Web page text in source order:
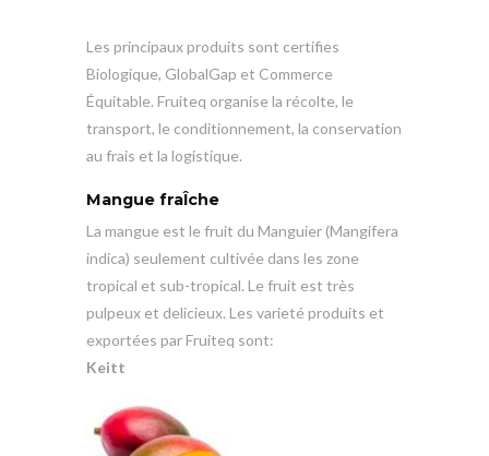
Les principaux produits sont certifies
Biologique, GlobalGap et Commerce
Équitable. Fruiteq organise la récolte, le
transport, le conditionnement, la conservation
au frais et la logistique.
Mangue fraÎche
La mangue est le fruit du Manguier (Mangifera
indica) seulement cultivée dans les zone
tropical et sub-tropical. Le fruit est très
pulpeux et delicieux. Les varieté produits et
exportées par Fruiteq sont:
Keitt